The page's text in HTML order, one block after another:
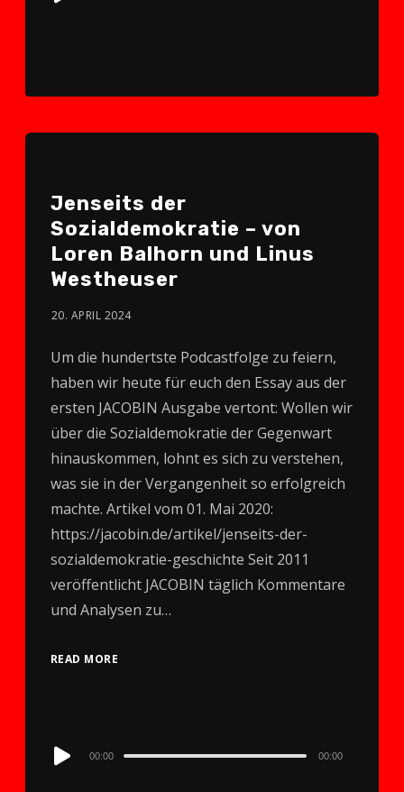
Jenseits der
Sozialdemokratie – von
Loren Balhorn und Linus
Westheuser
20. APRIL 2024
Um die hundertste Podcastfolge zu feiern,
haben wir heute für euch den Essay aus der
ersten JACOBIN Ausgabe vertont: Wollen wir
über die Sozialdemokratie der Gegenwart
hinauskommen, lohnt es sich zu verstehen,
was sie in der Vergangenheit so erfolgreich
machte. Artikel vom 01. Mai 2020:
https://jacobin.de/artikel/jenseits-der-
sozialdemokratie-geschichte Seit 2011
veröffentlicht JACOBIN täglich Kommentare
und Analysen zu…
READ MORE
Audio
00:00 00:00